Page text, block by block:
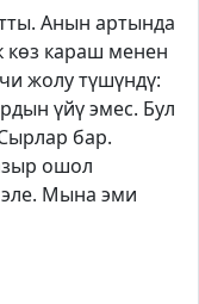
Анын артында
көз караш менен
жолу түшүндү:
үйү эмес. Бул
бар.
ошол
эле. Мына эми